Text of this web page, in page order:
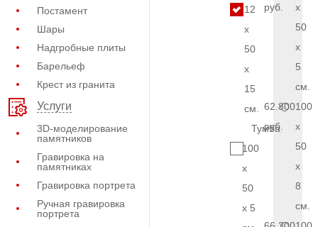
Постамент
Шары
Надгробные плиты
Барельеф
Крест из гранита
Услуги
3D-моделирование
памятников
Гравировка на
памятниках
Гравировка портрета
Ручная гравировка
портрета
12
x
50
x
15
см.
Тумба
100
x
50
x 5
руб.
x
50
x
5
см.
62.800
руб.
100
x
50
x
8
см.